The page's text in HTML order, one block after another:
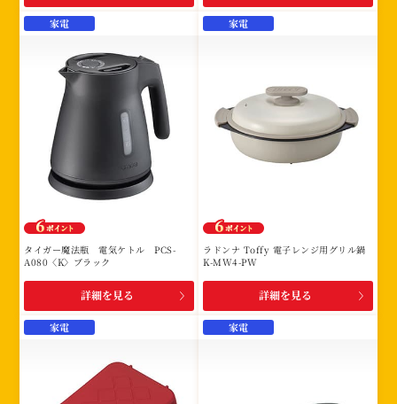
家電
タイガー魔法瓶 電気ケトル PCS-
A080〈K〉ブラック
詳細を見る
家電
ラドンナ Toffy 電子レンジ用グリル鍋
K-MW4-PW
詳細を見る
家電 家電